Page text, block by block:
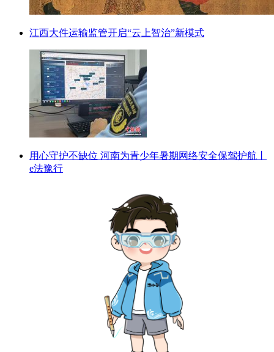
江西大件运输监管开启“云上智治”新模式
用心守护不缺位 河南为青少年暑期网络安全保驾护航丨
e法豫行